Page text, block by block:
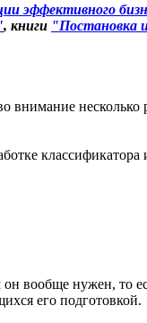
эффективного
, книги "Постановка
внимание несколько
классификатора
вообще нужен, то
его подготовкой.